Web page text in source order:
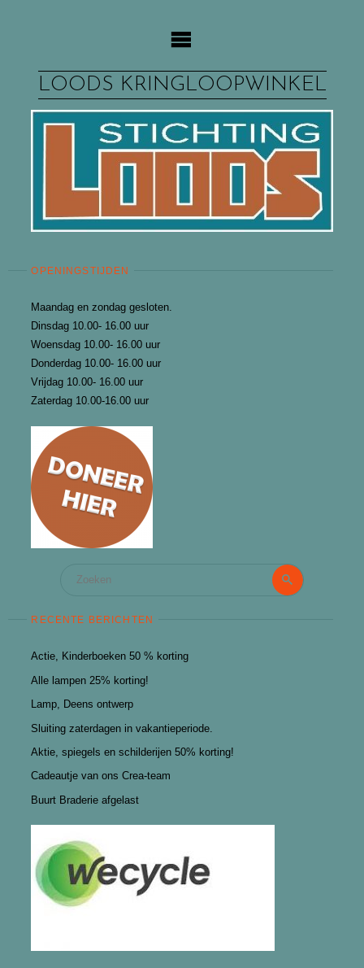
LOODS KRINGLOOPWINKEL
OPENINGSTIJDEN
Maandag en zondag gesloten.
Dinsdag 10.00- 16.00 uur
Woensdag 10.00- 16.00 uur
Donderdag 10.00- 16.00 uur
Vrijdag 10.00- 16.00 uur
Zaterdag 10.00-16.00 uur
Zoeken
RECENTE BERICHTEN
Actie, Kinderboeken 50 % korting
Alle lampen 25% korting!
Lamp, Deens ontwerp
Sluiting zaterdagen in vakantieperiode.
Aktie, spiegels en schilderijen 50% korting!
Cadeautje van ons Crea-team
Buurt Braderie afgelast